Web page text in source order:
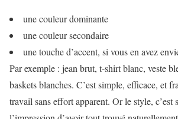
une couleur dominante
une couleur secondaire
une touche d’accent, si vous en avez
Par exemple : jean brut, t-shirt blanc, veste
baskets blanches. C’est simple, efficace, et
travail sans effort apparent. Or le style, c’est